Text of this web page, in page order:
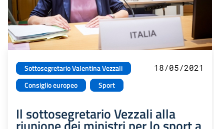
Sottosegretario Valentina Vezzali
Consiglio europeo
Sport
18/05/2021
Il sottosegretario Vezzali alla